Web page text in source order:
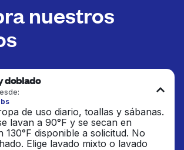
nuestros
doblado
de uso diario, toallas y sábanas.
lavan a 90°F y se secan en
130°F disponible a solicitud. No
Elige lavado mixto o lavado